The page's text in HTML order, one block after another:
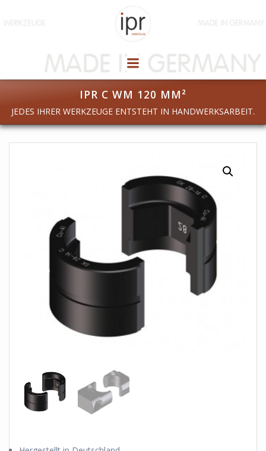
Inhalt
IPR C WM 120 MM²
JEDES IHRER WERKZEUGE ENTSTEHT IN HANDWERKSARBEIT.